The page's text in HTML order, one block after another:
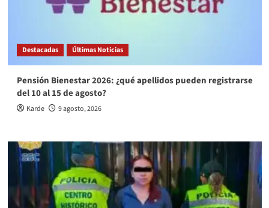
Destacadas Últimas Noticias
Pensión Bienestar 2026: ¿qué apellidos pueden registrarse
del 10 al 15 de agosto?
Karde 9 agosto, 2026